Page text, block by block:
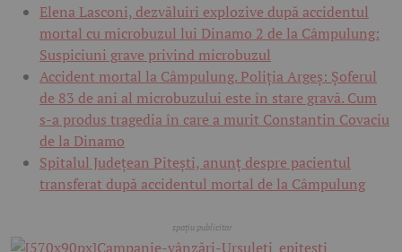
Elena Lasconi, dezvăluiri explozive după accidentul
mortal cu microbuzul lui Dinamo 2 de la Câmpulung:
Suspiciuni grave privind microbuzul
Accident mortal la Câmpulung. Poliția Argeș: Șoferul
de 83 de ani al microbuzului este în stare gravă. Cum
s-a produs tragedia în care a murit Constantin Covaciu
de la Dinamo
Spitalul Județean Pitești, anunț despre pacientul
transferat după accidentul mortal de la Câmpulung